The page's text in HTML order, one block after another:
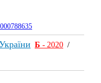
Б - 2020 /